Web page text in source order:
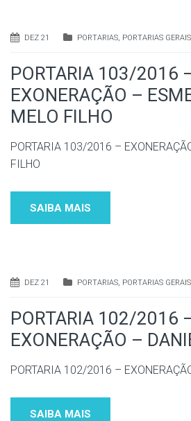
DEZ 21 PORTARIAS, PORTARIAS
PORTARIA 103/2016
EXONERAÇÃO –
MELO FILHO
PORTARIA 103/2016 –
FILHO
SAIBA MAIS
DEZ 21 PORTARIAS, PORTARIAS
PORTARIA 102/2016
EXONERAÇÃO –
PORTARIA 102/2016 –
SAIBA MAIS